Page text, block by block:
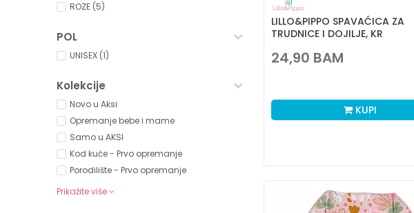
ROZE (5)
POL
UNISEX (1)
Kolekcije
Novo u Aksi
Opremanje bebe i mame
Samo u AKSI
Kod kuće - Prvo opremanje
Porodilište - Prvo opremanje
Prikažite više
LILLO&PIPPO SPAVAĆICA ZA
TRUDNICE I DOJILJE, KR
24,90 BAM
KUPI